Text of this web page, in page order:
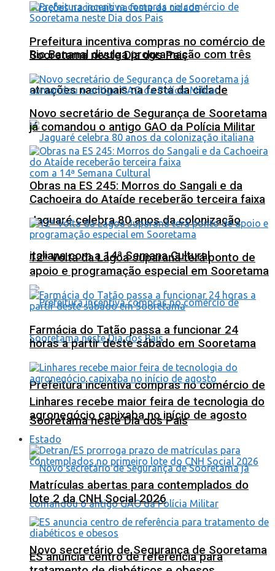
Rio Bananal divulga programação com três
atrações nacionais na festa da cidade
Jaguaré celebra 80 anos da colonização
italiana com a 14ª Semana Cultural
Prefeitura incentiva compras no comércio de
Sooretama neste Dia dos Pais
Novo secretário de Segurança de Sooretama
Prefeitura incentiva compras no comércio de
Sooretama neste Dia dos Pais
Novo secretário de Segurança de Sooretama
já comandou o antigo GAO da Polícia Militar
Obras na ES 245: Morros do Sangali e da
Cachoeira do Ataíde receberão terceira faixa
12ª Volta da Lagoa Juparanã terá ponto de
apoio e programação especial em Sooretama
Farmácia do Tatão passa a funcionar 24
horas a partir deste sábado em Sooretama
Linhares recebe maior feira de tecnologia do
agronegócio capixaba no início de agosto
Estado
Matrículas abertas para contemplados do
lote 2 da CNH Social 2026
ES anuncia centro de referência para